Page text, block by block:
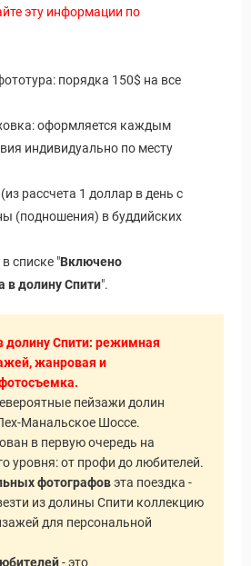
Статьи
эту информации по
порядка 150$ на все
оформляется каждым
индивидуально по месту
рассчета 1 доллар в день с
(подношения) в буддийских
списке "Включено
в долину Спити".
долину Спити: режимная
жанровая и
пейзажи долин
Манальское Шоссе.
в первую очередь на
уровня: от профи до любителей.
фотографовэта поездка -
из долины Спити коллекцию
для персональной
- это